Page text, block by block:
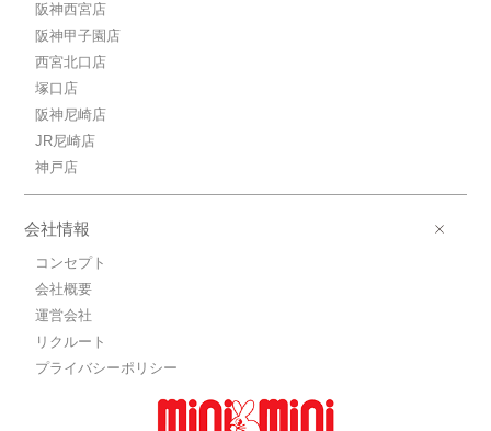
阪神西宮店
阪神甲子園店
西宮北口店
塚口店
阪神尼崎店
JR尼崎店
神戸店
会社情報
コンセプト
会社概要
運営会社
リクルート
プライバシーポリシー